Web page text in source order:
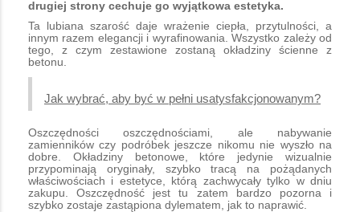
drugiej strony cechuje go wyjątkowa estetyka.
Ta lubiana szarość daje wrażenie ciepła, przytulności, a
innym razem elegancji i wyrafinowania. Wszystko zależy od
tego, z czym zestawione zostaną okładziny ścienne z
betonu.
Jak wybrać, aby być w pełni usatysfakcjonowanym?
Oszczędności oszczędnościami, ale nabywanie
zamienników czy podróbek jeszcze nikomu nie wyszło na
dobre. Okładziny betonowe, które jedynie wizualnie
przypominają oryginały, szybko tracą na pożądanych
właściwościach i estetyce, którą zachwycały tylko w dniu
zakupu. Oszczędność jest tu zatem bardzo pozorna i
szybko zostaje zastąpiona dylematem, jak to naprawić.